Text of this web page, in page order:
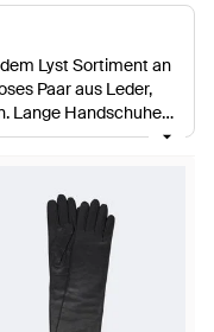
Lyst Sortiment an
Paar aus Leder,
Lange Handschuhe
unter einer